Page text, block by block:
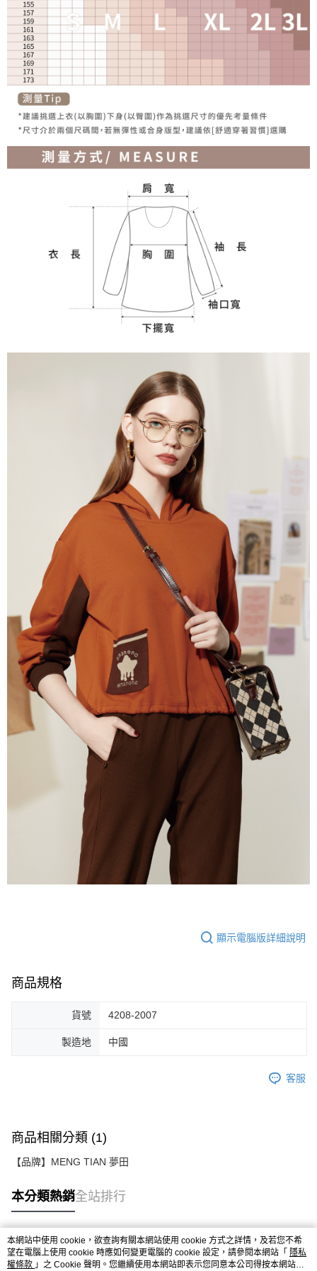
顯示電腦版詳細說明
商品規格
貨號 4208-2007
製造地 中國
客服
商品相關分類 (1)
【品牌】MENG TIAN 夢田
本分類熱銷全站排行
熱門標籤
本網站中使用 cookie，欲查詢有關本網站使用 cookie 方式之詳情，及若您不希
望在電腦上使用 cookie 時應如何變更電腦的 cookie 設定，請參閱本網站「 隱私
權條款 」之 Cookie 聲明。您繼續使用本網站即表示您同意本公司得按本網站使